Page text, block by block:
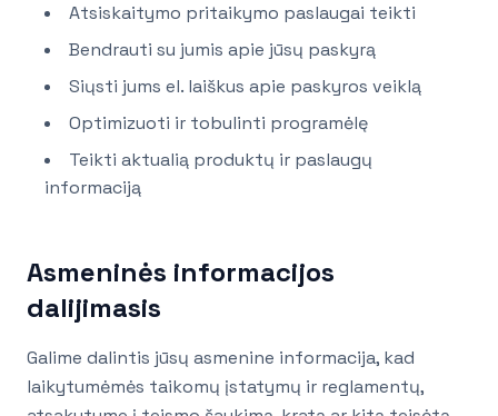
Atsiskaitymo pritaikymo paslaugai teikti
Bendrauti su jumis apie jūsų paskyrą
Siųsti jums el. laiškus apie paskyros veiklą
Optimizuoti ir tobulinti programėlę
Teikti aktualią produktų ir paslaugų
informaciją
Asmeninės informacijos
dalijimasis
Galime dalintis jūsų asmenine informacija, kad
laikytumėmės taikomų įstatymų ir reglamentų,